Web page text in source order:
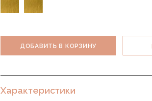
ДОБАВИТЬ В КОРЗИНУ
Характеристики